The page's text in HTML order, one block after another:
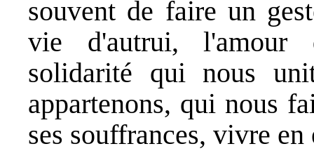
souvent de faire un
vie d'autrui, l'amour
solidarité qui nous
appartenons, qui nous
ses souffrances, vivre